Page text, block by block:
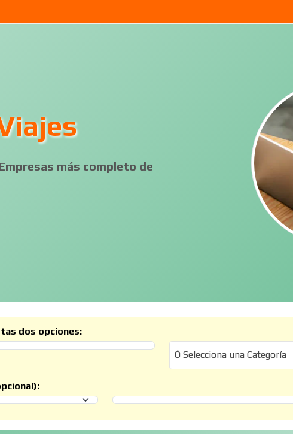
más completo de
dos opciones:
Ó Selecciona una Categoría
Ó Selecciona una Categoría
Selecciona un Municipio